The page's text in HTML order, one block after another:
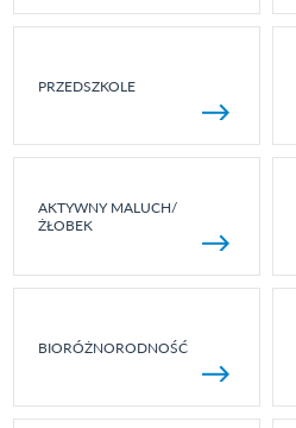
PRZEDSZKOLE
AKTYWNY MALUCH/
ŻŁOBEK
BIORÓŻNORODNOŚĆ